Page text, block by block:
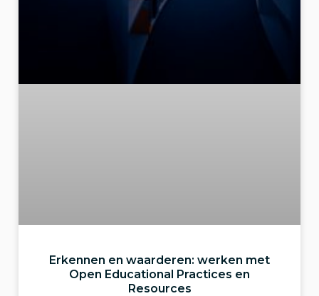
Erkennen en waarderen: werken met
Open Educational Practices en
Resources